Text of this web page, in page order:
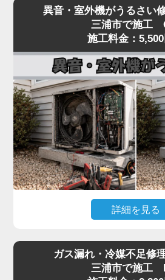
ないトラブルに対して原因を切
し、フィルター・冷媒・電気系
経験豊富なプロの技術者が、メ
ず確実に診断し、最短即日で修
冷暖房の効きが悪いと感じたら
ださい。
いるといった「水漏れ」トラブ
に集中するご相談です。
原因のほとんどは、ドレンホー
排出する管）の詰まりです。長
ースの中にホコリ・カビ・虫が
妨げます。
水漏れはドレン詰まりが関係す
で、詰まりの位置、本体の傾き
化、ホース接続部のパッキン硬
ップ部詰まりなど原因は複数あ
では再発することがあります。
水漏れを放置すると、壁紙のシ
下への漏水被害につながり、修
全体を内視鏡で点検し、ドレン
ースおよびパッキン交換・本体
異音・室外機がうるさい
三浦市で施工
施工料金：5,500
詳細を見る
振動・騒音が大きいといった症
ーの劣化やファン羽根の歪み、
ガス漏れ・冷媒不足修
三浦市で施工